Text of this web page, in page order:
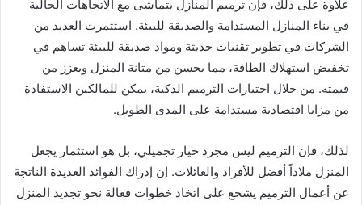
علاوة على ذلك، فإن ترميم المنازل يتماشى مع الاتجاهات الحالية
في بناء المنازل المستدامة والصديقة للبيئة. استثمرت العديد من
الشركات في تطوير تقنيات حديثة ومواد صديقة للبيئة تساهم في
تخفيض استهلاك الطاقة، مما يحسن من متانة المنزل ويعزز من
قيمته. من خلال اختيارات الترميم الذكية، يمكن للمالكين الاستفادة
من مزايا اقتصادية مستدامة على المدى الطويل.
لذلك، فإن الترميم ليس مجرد خيار تجميلي، بل هو استثمار يجعل
المنزل ملاذاً أفضل للأفراد والعائلات. إن إدراك الفوائد العديدة الناتجة
عن أعمال الترميم يشجع على اتخاذ خطوات فعالة نحو تجديد المنزل